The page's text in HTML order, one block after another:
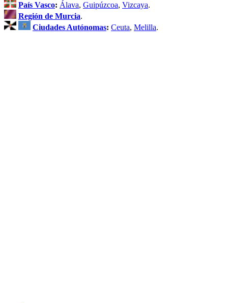
País Vasco: Álava, Guipúzcoa, Vizcaya.
Región de Murcia.
Ciudades Autónomas: Ceuta, Melilla.